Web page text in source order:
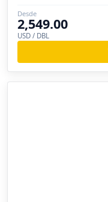
Desde
2,549.00
USD / DBL